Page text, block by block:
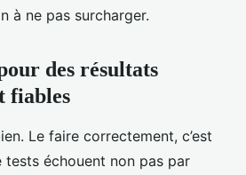
à ne pas surcharger.
des résultats
fiables
Le faire correctement, c’est
tests échouent non pas par